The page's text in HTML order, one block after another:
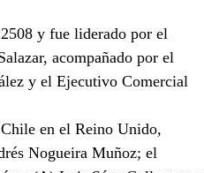
y fue liderado por el
acompañado por el
y el Ejecutivo Comercial
en el Reino Unido,
Nogueira Muñoz; el